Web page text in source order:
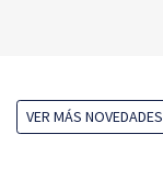
VER MÁS NOVEDADES